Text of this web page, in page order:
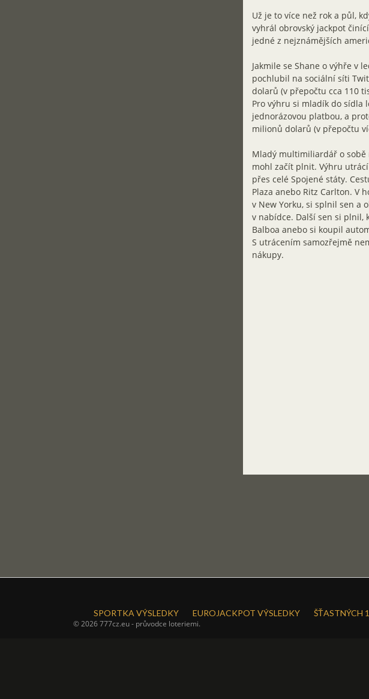
Už je to více než rok a půl,
vyhrál obrovský jackpot
jedné z nejznámějších
Jakmile se Shane o výhře v
pochlubil na sociální síti
dolarů (v přepočtu cca 110
Pro výhru si mladík do sídla
jednorázovou platbou, a
milionů dolarů (v přepočtu
Mladý multimiliardář o sobě
mohl začít plnit. Výhru
přes celé Spojené státy.
Plaza anebo Ritz Carlton. V
v New Yorku, si splnil sen a
v nabídce. Další sen si plnil,
Balboa anebo si koupil
S utrácením samozřejmě
nákupy.
SPORTKA VÝSLEDKY EUROJACKPOT VÝSLEDKY ŠŤASTNÝCH
© 2026 777cz.eu - průvodce loteriemi.